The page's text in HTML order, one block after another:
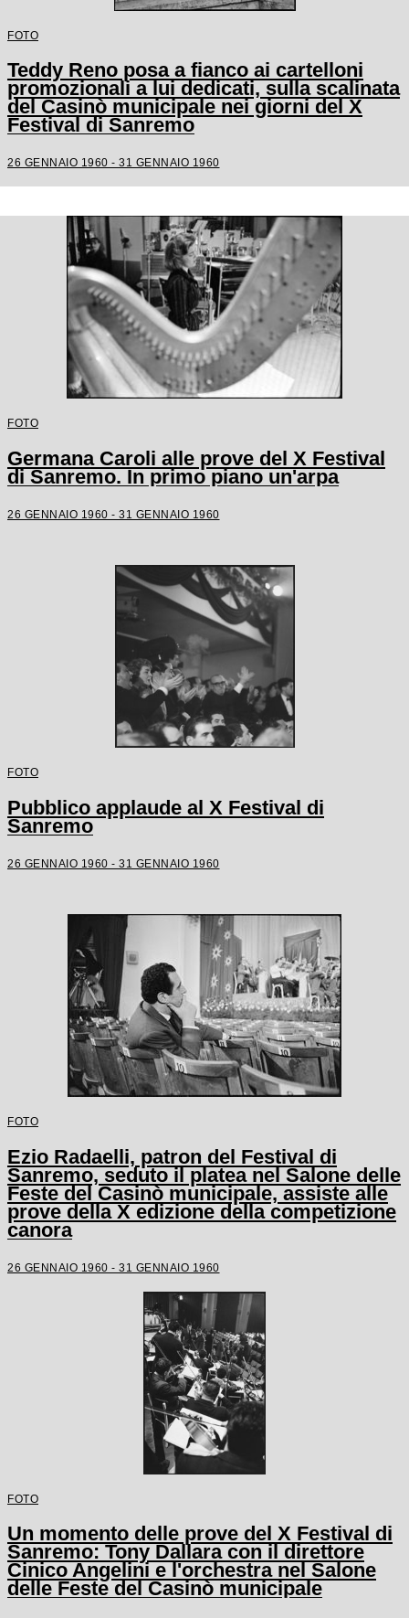
FOTO
Teddy Reno posa a fianco ai cartelloni
promozionali a lui dedicati, sulla scalinata
del Casinò municipale nei giorni del X
Festival di Sanremo
26 GENNAIO 1960 - 31 GENNAIO 1960
FOTO
Germana Caroli alle prove del X Festival
di Sanremo. In primo piano un'arpa
26 GENNAIO 1960 - 31 GENNAIO 1960
FOTO
Pubblico applaude al X Festival di
Sanremo
26 GENNAIO 1960 - 31 GENNAIO 1960
FOTO
Ezio Radaelli, patron del Festival di
Sanremo, seduto il platea nel Salone delle
Feste del Casinò municipale, assiste alle
prove della X edizione della competizione
canora
26 GENNAIO 1960 - 31 GENNAIO 1960
FOTO
Un momento delle prove del X Festival di
Sanremo: Tony Dallara con il direttore
Cinico Angelini e l'orchestra nel Salone
delle Feste del Casinò municipale